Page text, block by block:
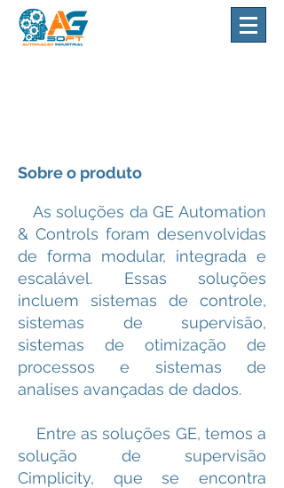
Sobre o produto
As soluções da GE Automation
& Controls foram desenvolvidas
de forma modular, integrada e
escalável. Essas soluções
incluem sistemas de controle,
sistemas de supervisão,
sistemas de otimização de
processos e sistemas de
analises avançadas de dados.
Entre as soluções GE, temos a
solução de supervisão
Cimplicity, que se encontra